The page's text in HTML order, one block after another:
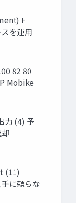
F
を運用
82 80
Mobike
力 (4) 予
(11)
に頼らな